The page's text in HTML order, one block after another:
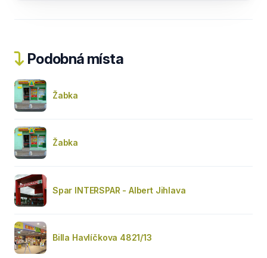
Podobná místa
Žabka
Žabka
Spar INTERSPAR - Albert Jihlava
Billa Havlíčkova 4821/13